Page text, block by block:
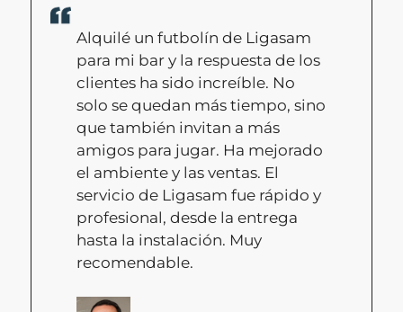
Alquilé un futbolín de Ligasam
para mi bar y la respuesta de los
clientes ha sido increíble. No
solo se quedan más tiempo, sino
que también invitan a más
amigos para jugar. Ha mejorado
el ambiente y las ventas. El
servicio de Ligasam fue rápido y
profesional, desde la entrega
hasta la instalación. Muy
recomendable.